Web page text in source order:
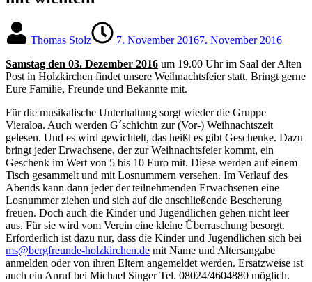
Thomas Stolz 7. November 20167. November 2016
Samstag den 03. Dezember 2016 um 19.00 Uhr im Saal der Alten
Post in Holzkirchen findet unsere Weihnachtsfeier statt. Bringt gerne
Eure Familie, Freunde und Bekannte mit.
Für die musikalische Unterhaltung sorgt wieder die Gruppe
Vieraloa. Auch werden G´schichtn zur (Vor-) Weihnachtszeit
gelesen. Und es wird gewichtelt, das heißt es gibt Geschenke. Dazu
bringt jeder Erwachsene, der zur Weihnachtsfeier kommt, ein
Geschenk im Wert von 5 bis 10 Euro mit. Diese werden auf einem
Tisch gesammelt und mit Losnummern versehen. Im Verlauf des
Abends kann dann jeder der teilnehmenden Erwachsenen eine
Losnummer ziehen und sich auf die anschließende Bescherung
freuen. Doch auch die Kinder und Jugendlichen gehen nicht leer
aus. Für sie wird vom Verein eine kleine Überraschung besorgt.
Erforderlich ist dazu nur, dass die Kinder und Jugendlichen sich bei
ms@bergfreunde-holzkirchen.de mit Name und Altersangabe
anmelden oder von ihren Eltern angemeldet werden. Ersatzweise ist
auch ein Anruf bei Michael Singer Tel. 08024/4604880 möglich.